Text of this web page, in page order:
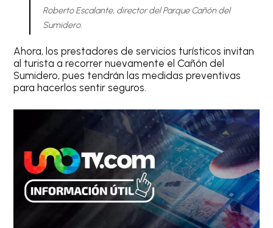
Roberto Escalante, director del Parque Cañón del
Sumidero.
Ahora, los prestadores de servicios turísticos invitan
al turista a recorrer nuevamente el Cañón del
Sumidero, pues tendrán las medidas preventivas
para hacerlos sentir seguros.